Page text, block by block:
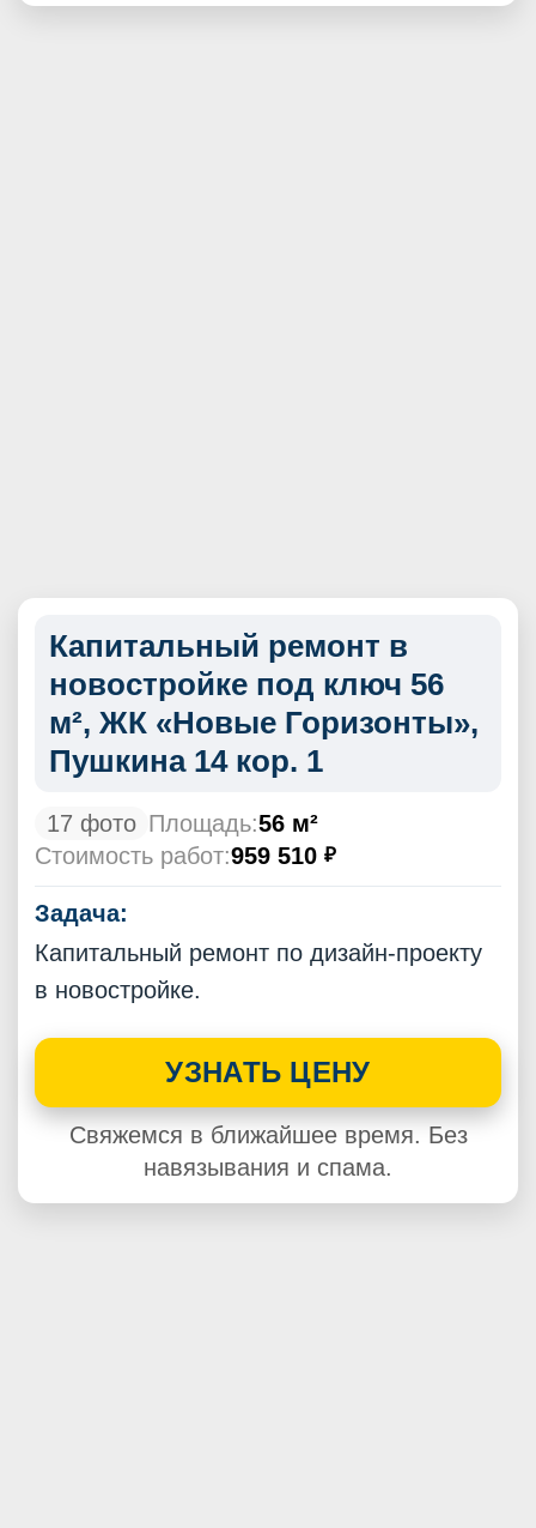
Капитальный ремонт в
новостройке под ключ 56
м², ЖК «Новые Горизонты»,
Пушкина 14 кор. 1
17 фото Площадь:56 м²
Стоимость работ:959 510 ₽
Задача:
Капитальный ремонт по дизайн-проекту
в новостройке.
УЗНАТЬ ЦЕНУ
Свяжемся в ближайшее время. Без
навязывания и спама.